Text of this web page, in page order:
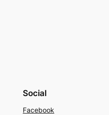
Social
Facebook